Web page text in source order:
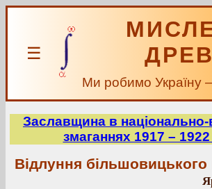
☰
Ми робимо Україну
Заславщина в
змаганнях 1917 – 1922
Відлуння